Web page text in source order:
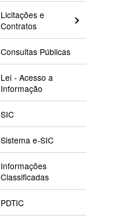
Licitações e
Contratos
Consultas Públicas
Lei - Acesso a
Informação
SIC
Sistema e-SIC
Informações
Classificadas
PDTIC